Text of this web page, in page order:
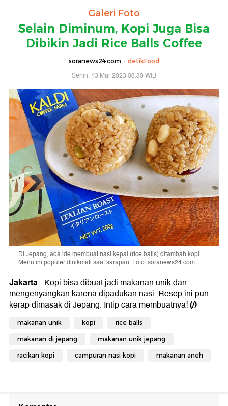
Galeri Foto
Selain Diminum, Kopi Juga Bisa
Dibikin Jadi Rice Balls Coffee
soranews24.com - detikFood
Senin, 13 Mar 2023 08:30 WIB
Di Jepang, ada ide membuat nasi kepal (rice balls) ditambah kopi.
Menu ini populer dinikmati saat sarapan. Foto: soranews24.com
Jakarta- Kopi bisa dibuat jadi makanan unik dan
mengenyangkan karena dipadukan nasi. Resep ini pun
kerap dimasak di Jepang. Intip cara membuatnya!(/)
makanan unik kopi rice balls
makanan di jepang makanan unik jepang
racikan kopi campuran nasi kopi makanan aneh